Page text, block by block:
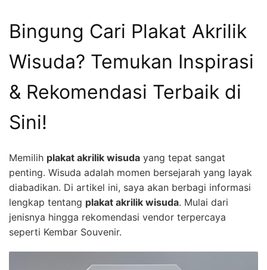
Bingung Cari Plakat Akrilik
Wisuda? Temukan Inspirasi
& Rekomendasi Terbaik di
Sini!
Memilih plakat akrilik wisuda yang tepat sangat
penting. Wisuda adalah momen bersejarah yang layak
diabadikan. Di artikel ini, saya akan berbagi informasi
lengkap tentang plakat akrilik wisuda. Mulai dari
jenisnya hingga rekomendasi vendor terpercaya
seperti Kembar Souvenir.